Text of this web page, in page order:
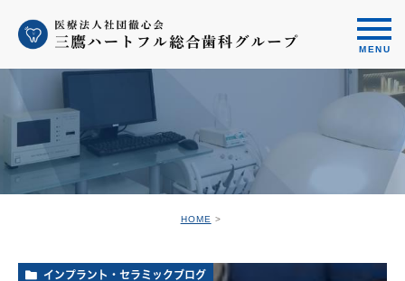
HOME
インプラント・セラミックブログ